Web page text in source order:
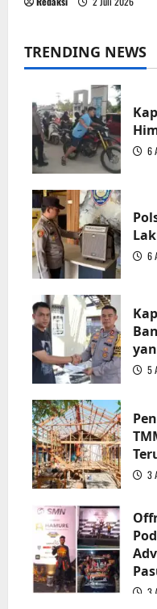
TRENDING NEWS
6
6
5
3
3